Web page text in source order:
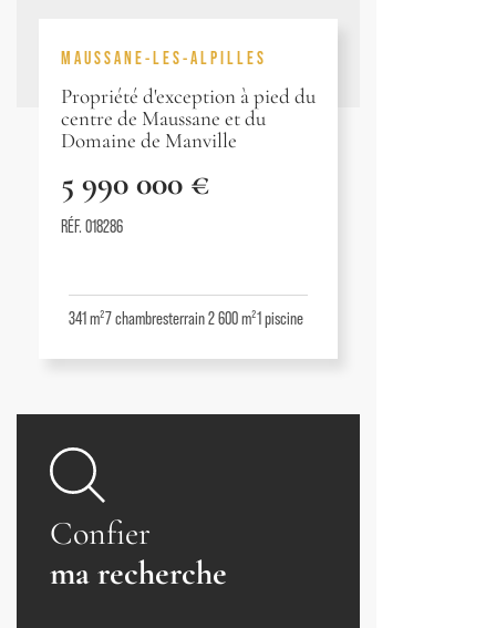
MAUSSANE-LES-ALPILLES
Propriété d'exception à pied du
centre de Maussane et du
Domaine de Manville
5 990 000 €
RÉF. 018286
341 m²7chambresterrain 2 600 m²1piscine
Confier
ma recherche